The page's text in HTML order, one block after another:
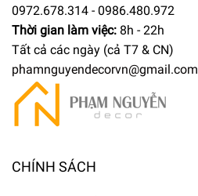
0972.678.314 - 0986.480.972
Thời gian làm việc: 8h - 22h
Tất cả các ngày (cả T7 & CN)
phamnguyendecorvn@gmail.com
CHÍNH SÁCH